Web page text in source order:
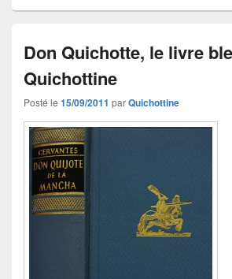
Don Quichotte, le livre
Quichottine
Posté le 15/09/2011 parQuichottine